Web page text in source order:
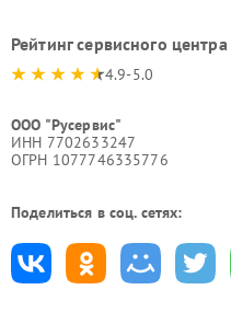
Рейтинг сервисного центра
4.9-5.0
ООО "Русервис"
ИНН 7702633247
ОГРН 1077746335776
Поделиться в соц. сетях: